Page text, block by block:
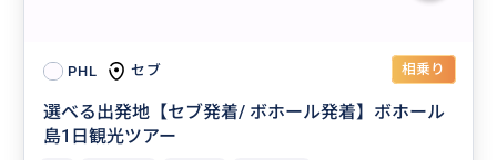
PHL セブ 相乗り
選べる出発地【セブ発着/ ボホール発着】ボホール
島1日観光ツアー